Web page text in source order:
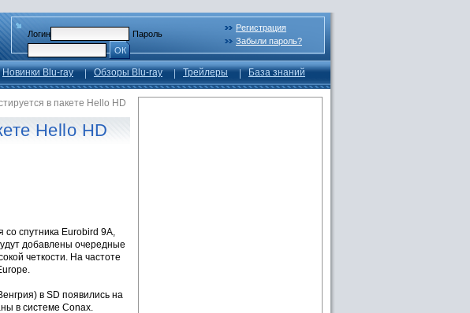
Логин
Пароль
ОК
Регистрация
Забыли пароль?
Новинки Blu-ray Обзоры Blu-ray Трейлеры База знаний
в пакете Hello HD
Hello HD
спутника Eurobird 9A,
добавлены очередные
четкости. Нa частоте
в SD появились на
в системе Conax.